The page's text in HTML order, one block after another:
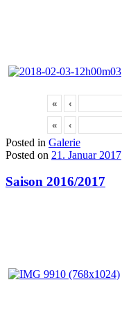
« ‹
«
‹
Posted in Galerie
Posted on 21. Januar 2017
Saison 2016/2017